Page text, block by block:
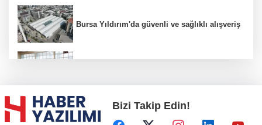
Bursa Yıldırım'da güvenli ve sağlıklı alışveriş
Başkent'in göletlerinde temizlik ve bakım
sürüyor
Bizi Takip Edin!